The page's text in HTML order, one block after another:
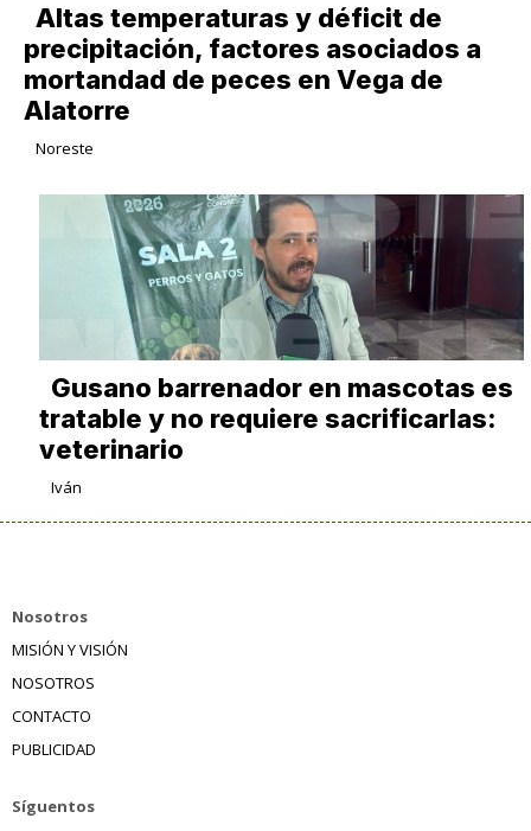
Altas temperaturas y déficit de
precipitación, factores asociados a
mortandad de peces en Vega de
Alatorre
Noreste
Gusano barrenador en mascotas es
tratable y no requiere sacrificarlas:
veterinario
Iván
Nosotros
MISIÓN Y VISIÓN
NOSOTROS
CONTACTO
PUBLICIDAD
Síguentos